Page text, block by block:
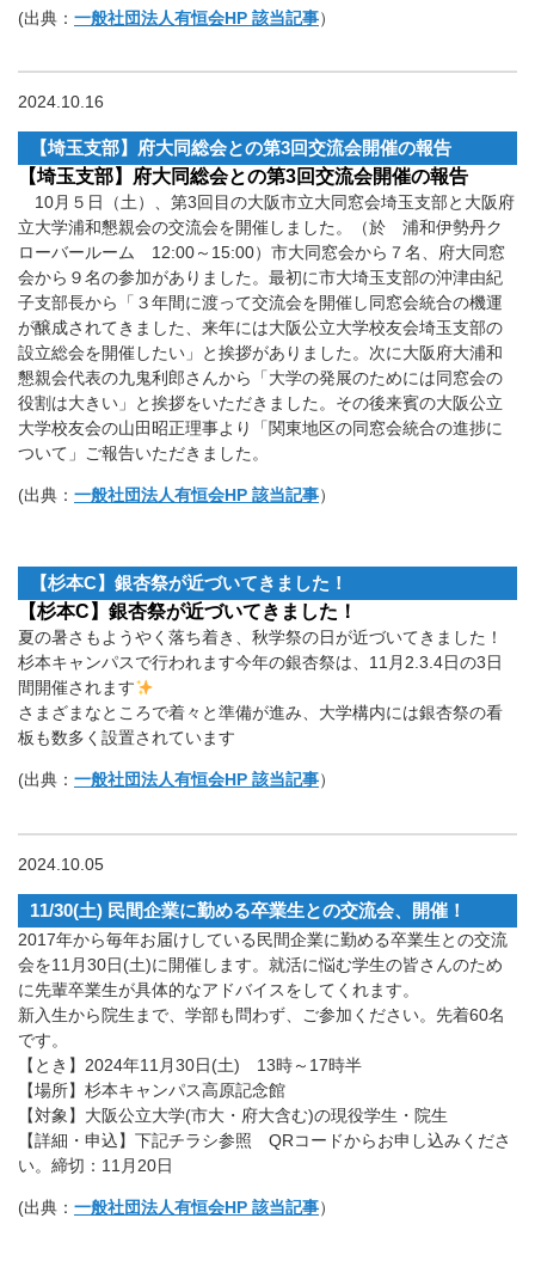
(出典： 一般社団法人有恒会HP 該当記事）
2024.10.16
【埼玉支部】府大同総会との第3回交流会開催の報告
【埼玉支部】府大同総会との第3回交流会開催の報告
10月５日（土）、第3回目の大阪市立大同窓会埼玉支部と大阪府
立大学浦和懇親会の交流会を開催しました。（於 浦和伊勢丹ク
ローバールーム 12:00～15:00）市大同窓会から７名、府大同窓
会から９名の参加がありました。最初に市大埼玉支部の沖津由紀
子支部長から「３年間に渡って交流会を開催し同窓会統合の機運
が醸成されてきました、来年には大阪公立大学校友会埼玉支部の
設立総会を開催したい」と挨拶がありました。次に大阪府大浦和
懇親会代表の九鬼利郎さんから「大学の発展のためには同窓会の
役割は大きい」と挨拶をいただきました。その後来賓の大阪公立
大学校友会の山田昭正理事より「関東地区の同窓会統合の進捗に
ついて」ご報告いただきました。
(出典： 一般社団法人有恒会HP 該当記事）
【杉本C】銀杏祭が近づいてきました！
【杉本C】銀杏祭が近づいてきました！
夏の暑さもようやく落ち着き、秋学祭の日が近づいてきました！
杉本キャンパスで行われます今年の銀杏祭は、11月2.3.4日の3日
間開催されます
さまざまなところで着々と準備が進み、大学構内には銀杏祭の看
板も数多く設置されています
(出典： 一般社団法人有恒会HP 該当記事）
2024.10.05
11/30(土) 民間企業に勤める卒業生との交流会、開催！
2017年から毎年お届けしている民間企業に勤める卒業生との交流
会を11月30日(土)に開催します。就活に悩む学生の皆さんのため
に先輩卒業生が具体的なアドバイスをしてくれます。
新入生から院生まで、学部も問わず、ご参加ください。先着60名
です。
【とき】2024年11月30日(土) 13時～17時半
【場所】杉本キャンパス高原記念館
【対象】大阪公立大学(市大・府大含む)の現役学生・院生
【詳細・申込】下記チラシ参照 QRコードからお申し込みくださ
い。締切：11月20日
(出典： 一般社団法人有恒会HP 該当記事）